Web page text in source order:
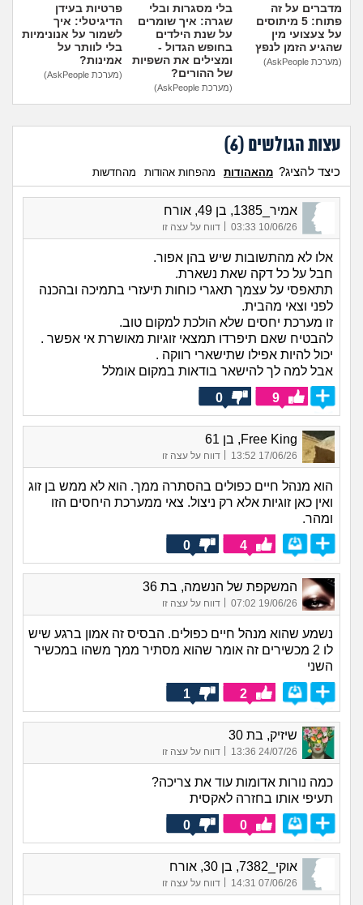
מדברים על זה
פתוח: 5 מיתוסים
על צעצועי מין
שהגיע הזמן לנפץ
(מערכת AskPeople)
בלי מסגרות ובלי
שגרה: איך שומרים
על שנת הילדים
בחופש הגדול -
ומצילים את השפיות
של ההורים?
(מערכת AskPeople)
פרטיות בעידן
הדיגיטלי: איך
לשמור על אנונימיות
בלי לוותר על
אמינות?
(מערכת AskPeople)
עצות הגולשים (6
)
כיצד להציג? מהאהודות מהפחות אהודות מהחדשות
אמיר_1385, בן 49, אורח
10/06/26 03:33
| דווח על עצה זו
אלו לא מהתשובות שיש בהן אפור.
חבל על כל דקה שאת נשארת.
תתאפסי על עצמך תאגרי כוחות תיעזרי בתמיכה ובהכנה
לפני וצאי מהבית.
זו מערכת יחסים שלא הולכת למקום טוב.
להבטיח שאם תיפרדו תמצאי זוגיות מאושרת אי אפשר .
יכול להיות אפילו שתישארי רווקה .
אבל למה לך להישאר בודאות במקום אומלל
9
0
Free King, בן 61
17/06/26 13:52 דווח על עצה זו
הוא מנהל חיים כפולים בהסתרה ממך. הוא לא ממש בן זוג
ואין כאן זוגיות אלא רק ניצול. צאי ממערכת היחסים הזו
ומהר.
4
0
המשקפת של הנשמה, בת 36
19/06/26 07:02 דווח על עצה זו
נשמע שהוא מנהל חיים כפולים. הבסיס זה אמון ברגע שיש
לו 2 מכשירים זה אומר שהוא מסתיר ממך משהו במכשיר
השני
2
1
שיזיק, בת 30
24/07/26 13:36
| דווח על עצה זו
כמה נורות אדומות עוד את צריכה?
תעיפי אותו בחזרה לאקסית
0
0
אוקי_7382, בן 30, אורח
07/06/26 14:31
| דווח על עצה זו